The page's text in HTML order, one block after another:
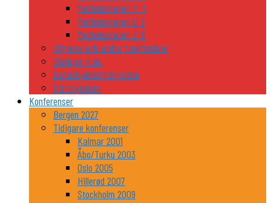
Medlemsvapen P-T
Medlemsvapen U-Y
Medlemsvapen Z-Ö
Styrelse och andra funktionärer
Stadgar m.m.
Dataskyddsinformation
För styrelsen
Konferenser
Bergen 2027
Tidigare konferenser
Kalmar 2001
Åbo/Turku 2003
Oslo 2005
Hillerød 2007
Stockholm 2009